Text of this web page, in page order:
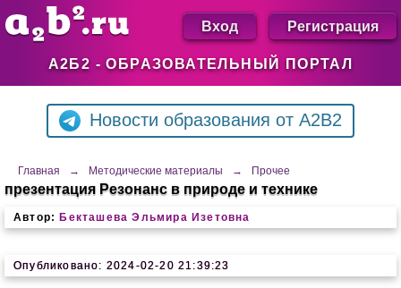
А2Б2 - ОБРАЗОВАТЕЛЬНЫЙ ПОРТАЛ
Вход Регистрация
Новости образования от A2B2
Главная → Методические материалы → Прочее
презентация Резонанс в природе и технике
Автор: Бекташева Эльмира Изетовна
Опубликовано: 2024-02-20 21:39:23